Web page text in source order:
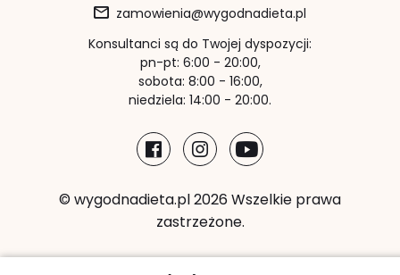
zamowienia@wygodnadieta.pl
Konsultanci są do Twojej dyspozycji:
pn-pt: 6:00 - 20:00,
sobota: 8:00 - 16:00,
niedziela: 14:00 - 20:00.
© wygodnadieta.pl 2026 Wszelkie prawa
zastrzeżone.
Metody płatności: